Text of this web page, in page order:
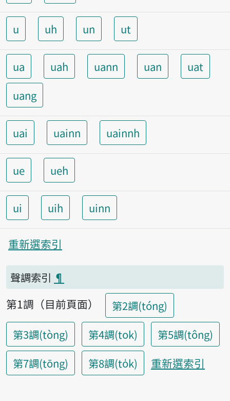
u uh un ut
ua uah uann uan
uat
uang
uai uainn uainnh
ue ueh
ui uih uinn
重新選索引
聲調索引 ¶
第1調（目前頁面）
第2調(tóng)
第3調(tòng)
第4調(tok)
第5調(tông)
第7調(tōng)
第8調(to̍k) 重新選索引